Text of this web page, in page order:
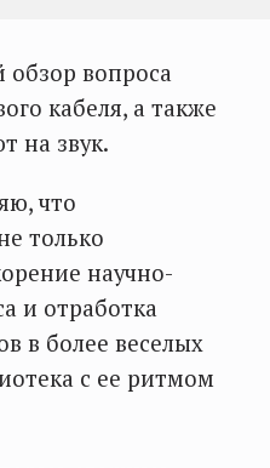
обзор вопроса
кабеля, а также
на звук.
что
только
научно-
и отработка
в более веселых
с ее ритмом